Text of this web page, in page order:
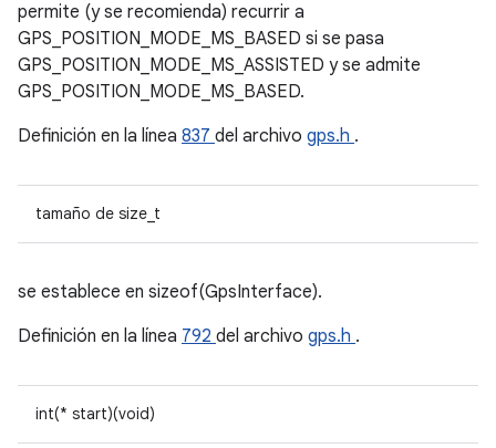
permite (y se recomienda) recurrir a
GPS_POSITION_MODE_MS_BASED si se pasa
GPS_POSITION_MODE_MS_ASSISTED y se admite
GPS_POSITION_MODE_MS_BASED.
Definición en la línea 837 del archivo gps.h .
tamaño de size_t
se establece en sizeof(GpsInterface).
Definición en la línea 792 del archivo gps.h .
int(* start)(void)